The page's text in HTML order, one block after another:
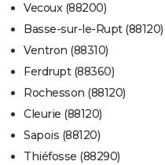
Vecoux (88200)
Basse-sur-le-Rupt (88120)
Ventron (88310)
Ferdrupt (88360)
Rochesson (88120)
Cleurie (88120)
Sapois (88120)
Thiéfosse (88290)